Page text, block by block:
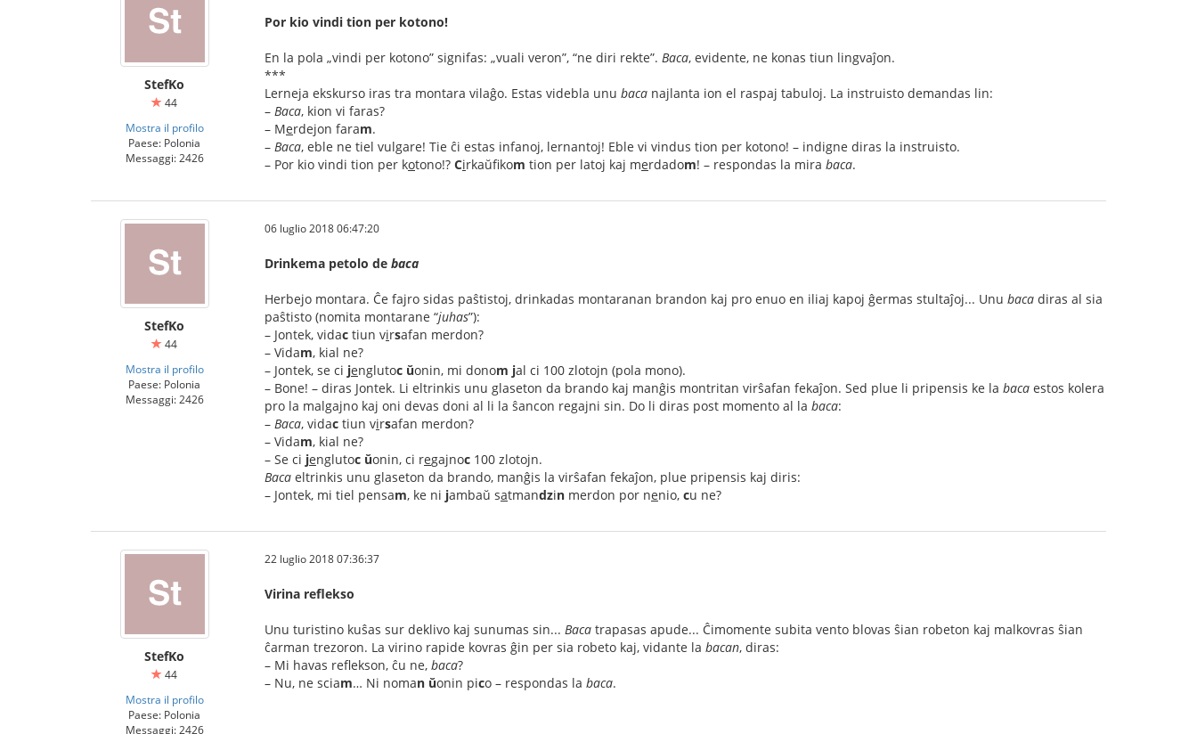
StefKo
44
Mostra il profilo
Paese: Polonia
Messaggi: 2426
Por kio vindi tion per kotono!
En la pola „vindi per kotono” signifas: „vuali veron”, “ne diri rekte”. Baca, evidente, ne konas tiun lingvaĵon.
***
Lerneja ekskurso iras tra montara vilaĝo. Estas videbla unu baca najlanta ion el raspaj tabuloj. La instruisto demandas lin:
– Baca, kion vi faras?
– Merdejon faram.
– Baca, eble ne tiel vulgare! Tie ĉi estas infanoj, lernantoj! Eble vi vindus tion per kotono! – indigne diras la instruisto.
– Por kio vindi tion per kotono!? Cirkaŭfikom tion per latoj kaj merdadom! – respondas la mira baca.
StefKo
44
Mostra il profilo
Paese: Polonia
Messaggi: 2426
06 luglio 2018 06:47:20
Drinkema petolo de baca
Herbejo montara. Ĉe fajro sidas paŝtistoj, drinkadas montaranan brandon kaj pro enuo en iliaj kapoj ĝermas stultaĵoj... Unu baca diras al sia
paŝtisto (nomita montarane “juhas”):
– Jontek, vidac tiun virsafan merdon?
– Vidam, kial ne?
– Jontek, se ci jenglutoc ŭonin, mi donom jal ci 100 zlotojn (pola mono).
– Bone! – diras Jontek. Li eltrinkis unu glaseton da brando kaj manĝis montritan virŝafan fekaĵon. Sed plue li pripensis ke la baca estos kolera
pro la malgajno kaj oni devas doni al li la ŝancon regajni sin. Do li diras post momento al la baca:
– Baca, vidac tiun virsafan merdon?
– Vidam, kial ne?
– Se ci jenglutoc ŭonin, ci regajnoc 100 zlotojn.
Baca eltrinkis unu glaseton da brando, manĝis la virŝafan fekaĵon, plue pripensis kaj diris:
– Jontek, mi tiel pensam, ke ni jambaŭ satmandzin merdon por nenio, cu ne?
StefKo
44
Mostra il profilo
Paese: Polonia
Messaggi: 2426
22 luglio 2018 07:36:37
Virina reflekso
Unu turistino kuŝas sur deklivo kaj sunumas sin... Baca trapasas apude... Ĉimomente subita vento blovas ŝian robeton kaj malkovras ŝian
ĉarman trezoron. La virino rapide kovras ĝin per sia robeto kaj, vidante la bacan, diras:
– Mi havas reflekson, ĉu ne, baca?
– Nu, ne sciam… Ni noman ŭonin pico – respondas la baca.